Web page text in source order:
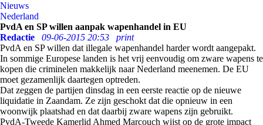
Nieuws
Nederland
PvdA en SP willen aanpak wapenhandel in EU
Redactie
09-06-2015 20:53
print
PvdA en SP willen dat illegale wapenhandel harder wordt aangepakt.
In sommige Europese landen is het vrij eenvoudig om zware wapens te
kopen die criminelen makkelijk naar Nederland meenemen. De EU
moet gezamenlijk daartegen optreden.
Dat zeggen de partijen dinsdag in een eerste reactie op de nieuwe
liquidatie in Zaandam. Ze zijn geschokt dat die opnieuw in een
woonwijk plaatshad en dat daarbij zware wapens zijn gebruikt.
PvdA-Tweede Kamerlid Ahmed Marcouch wijst op de grote impact